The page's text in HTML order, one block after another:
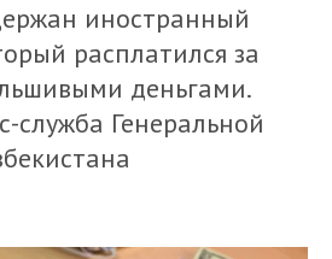
иностранный
расплатился за
деньгами.
служба Генеральной